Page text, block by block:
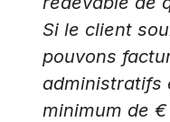
Si le client
pouvons
administratifs
minimum de